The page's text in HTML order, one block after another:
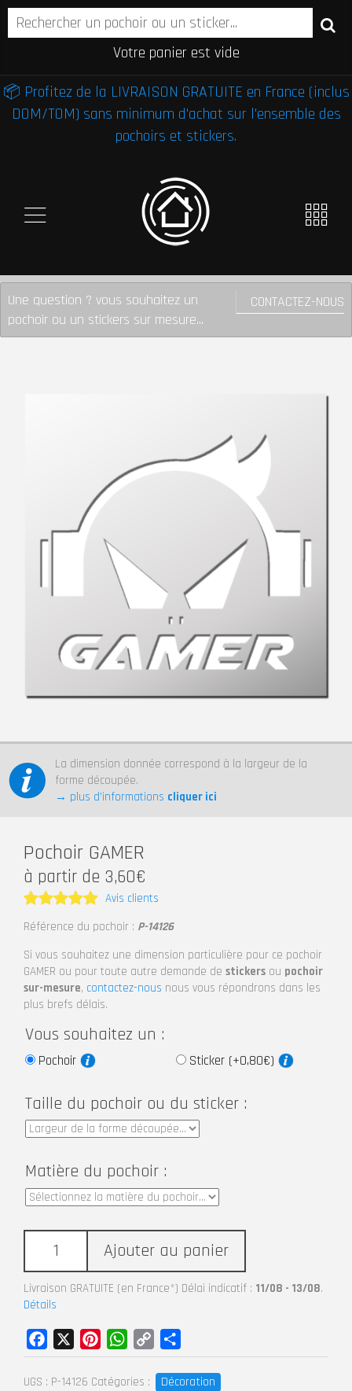
Votre panier est vide
📦 Profitez de la LIVRAISON GRATUITE en France (inclus
DOM/TOM) sans minimum d'achat sur l'ensemble des
pochoirs et stickers.
CONTACTEZ-NOUS
Une question ? vous souhaitez un
pochoir ou un stickers sur mesure...
La dimension donnée correspond à la largeur de la
forme découpée.
→ plus d’informations cliquer ici
Pochoir GAMER
à partir de 3,60€
Note5
Avis clients
Référence du pochoir : P-14126
Si vous souhaitez une dimension particulière pour ce pochoir
GAMER ou pour toute autre demande de stickers ou pochoir
sur-mesure, contactez-nous nous vous répondrons dans les
plus brefs délais.
Vous souhaitez un :
Pochoir Sticker (+0,80€)
Taille du pochoir ou du sticker :
Matière du pochoir :
Ajouter au panier
Livraison GRATUITE (en France*) Délai indicatif : 11/08 - 13/08.
Détails
UGS : P-14126 Catégories :
Décoration
Facebook PinterestWhatsApp
Copy
Link